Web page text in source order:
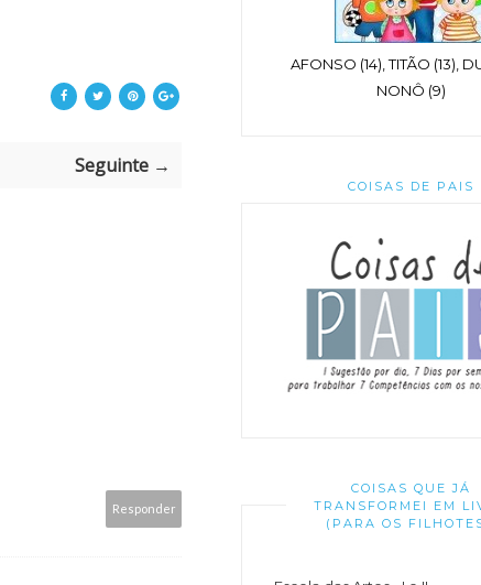
Seguinte →
Responder
AFONSO (14), TITÃO (13),
NONÔ (9)
COISAS DE PAIS
COISAS QUE JÁ
TRANSFORMEI EM
(PARA OS